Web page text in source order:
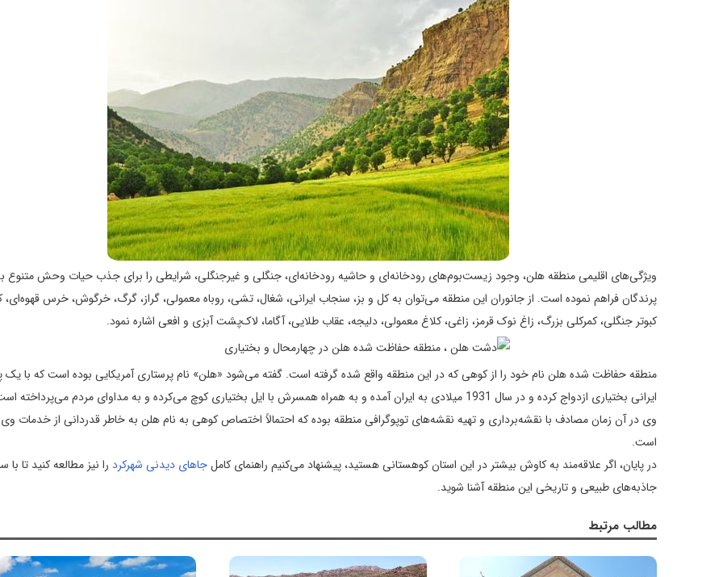
ویژگی‌های اقلیمی منطقه هلن، وجود زیست‌بوم‌های رودخانه‌ای و حاشیه رودخانه‌ای، جنگلی و غیرجنگلی، شرایطی را برای جذب حیات وحش متنوع
پرندگان فراهم نموده است. از جانوران این منطقه می‌توان به کل و بز، سنجاب ایرانی، شغال، تشی، روباه معمولی، گراز، گرگ، خرگوش، خرس قهوه‌ای،
کبوتر جنگلی، کمرکلی بزرگ، زاغ نوک قرمز، زاغی، کلاغ معمولی، دلیجه، عقاب طلایی، آگاما، لاک‌پشت آبزی و افعی اشاره نمود.
منطقه حفاظت شده هلن نام خود را از کوهی که در این منطقه واقع شده گرفته است. گفته می‌شود «هلن» نام پرستاری آمریكایی بوده است كه با
ایرانی بختیاری ازدواج كرده و در سال 1931 میلادی به ایران آمده و به همراه همسرش با ایل بختیاری كوچ می‌كرده و به مداوای مردم
وی در آن زمان مصادف با نقشه‌برداری و تهیه نقشه‌های توپوگرافی منطقه بوده كه احتمالاً اختصاص كوهی به نام هلن به خاطر قدردانی از خدمات
است.
در پایان، اگر علاقه‌مند به کاوش بیشتر در این استان کوهستانی هستید، پیشنهاد می‌کنیم راهنمای کاملجاهای دیدنی شهرکرد را نیز مطالعه کنید تا با
جاذبه‌های طبیعی و تاریخی این منطقه آشنا شوید.
مطالب مرتبط